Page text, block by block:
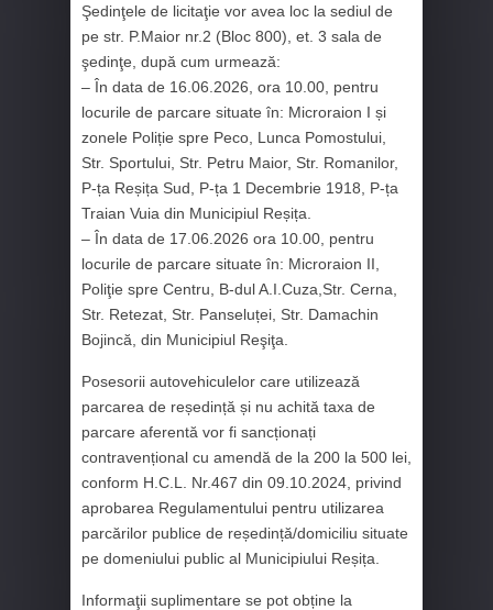
Şedinţele de licitaţie vor avea loc la sediul de
pe str. P.Maior nr.2 (Bloc 800), et. 3 sala de
şedinţe, după cum urmează:
– În data de 16.06.2026, ora 10.00, pentru
locurile de parcare situate în: Microraion I și
zonele Poliție spre Peco, Lunca Pomostului,
Str. Sportului, Str. Petru Maior, Str. Romanilor,
P-ța Reșița Sud, P-ța 1 Decembrie 1918, P-ța
Traian Vuia din Municipiul Reșița.
– În data de 17.06.2026 ora 10.00, pentru
locurile de parcare situate în: Microraion II,
Poliţie spre Centru, B-dul A.I.Cuza,Str. Cerna,
Str. Retezat, Str. Panseluței, Str. Damachin
Bojincă, din Municipiul Reşiţa.
Posesorii autovehiculelor care utilizează
parcarea de reședință și nu achită taxa de
parcare aferentă vor fi sancționați
contravențional cu amendă de la 200 la 500 lei,
conform H.C.L. Nr.467 din 09.10.2024, privind
aprobarea Regulamentului pentru utilizarea
parcărilor publice de reședință/domiciliu situate
pe domeniului public al Municipiului Reșița.
Informaţii suplimentare se pot obține la